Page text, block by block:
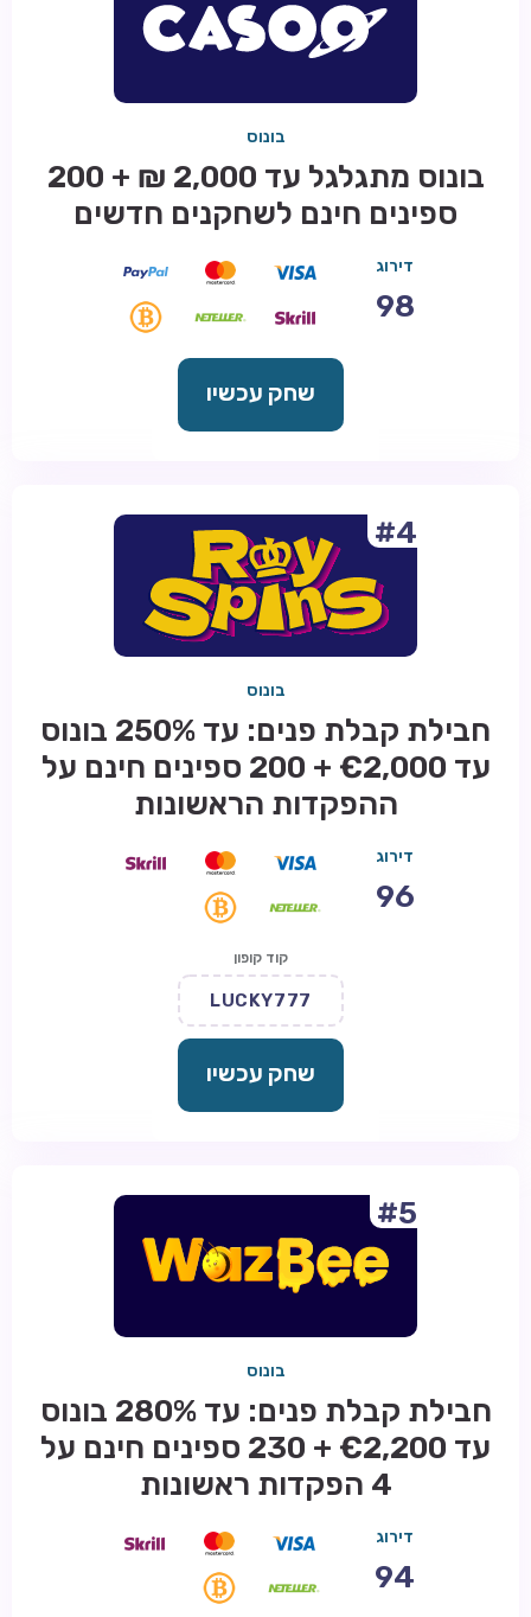
בונוס
בונוס מתגלגל עד 2,000 ₪ + 200
ספינים חינם לשחקנים חדשים
דירוג
98
שחק עכשיו
#4
בונוס
חבילת קבלת פנים: עד 250% בונוס
עד €2,000 + 200 ספינים חינם על
ההפקדות הראשונות
דירוג
96
קוד קופון
LUCKY777
שחק עכשיו
#5
בונוס
חבילת קבלת פנים: עד 280% בונוס
עד €2,200 + 230 ספינים חינם על
4 הפקדות ראשונות
דירוג
94